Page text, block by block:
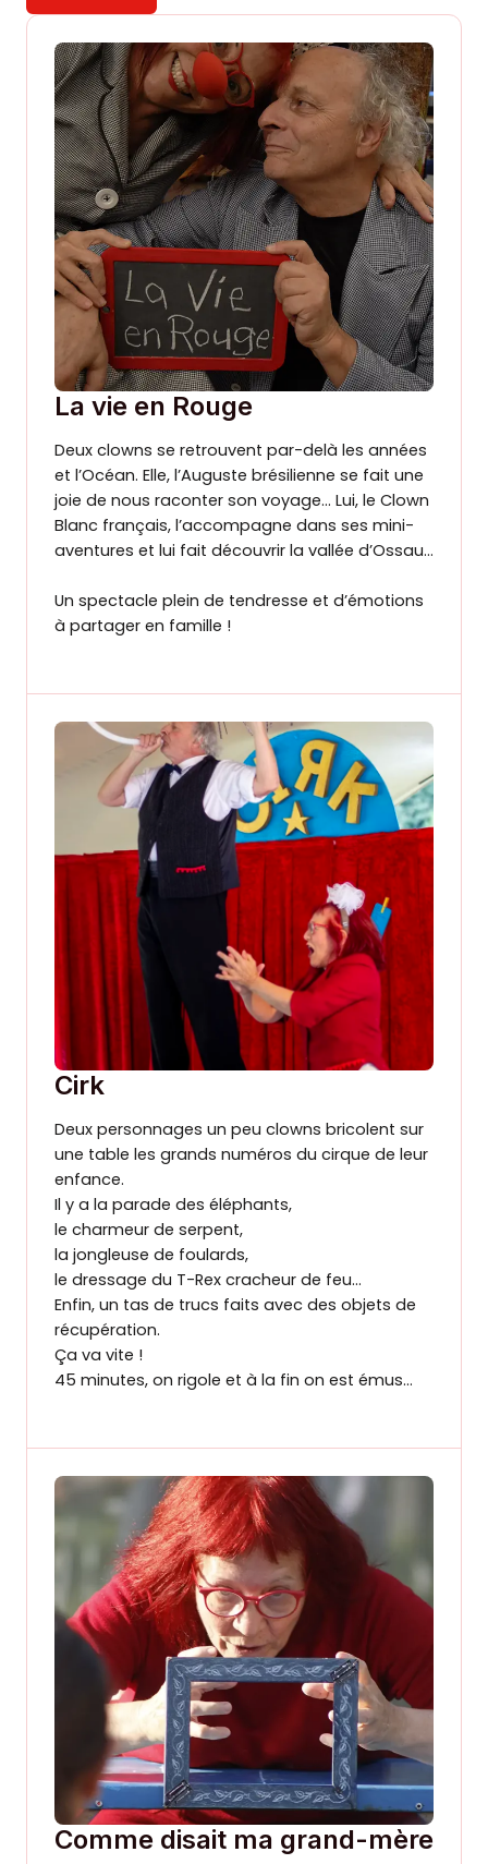
La vie en Rouge
Deux clowns se retrouvent par-delà les années
et l’Océan. Elle, l’Auguste brésilienne se fait une
joie de nous raconter son voyage… Lui, le Clown
Blanc français, l’accompagne dans ses mini-
aventures et lui fait découvrir la vallée d’Ossau…
Un spectacle plein de tendresse et d’émotions
à partager en famille !
Cirk
Deux personnages un peu clowns bricolent sur
une table les grands numéros du cirque de leur
enfance.
Il y a la parade des éléphants,
le charmeur de serpent,
la jongleuse de foulards,
le dressage du T-Rex cracheur de feu…
Enfin, un tas de trucs faits avec des objets de
récupération.
Ça va vite !
45 minutes, on rigole et à la fin on est émus…
Comme disait ma grand-mère